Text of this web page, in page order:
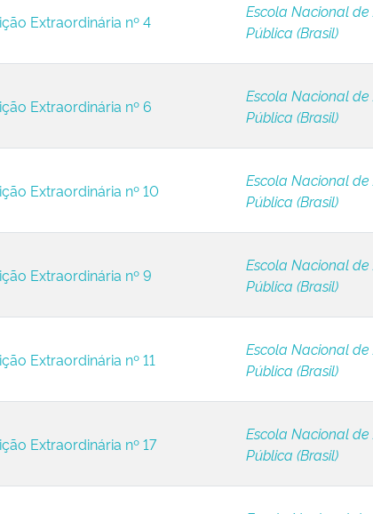
Extraordinária nº 4
Escola Nacional
Pública (Brasil)
Extraordinária nº 6
Escola Nacional
Pública (Brasil)
Extraordinária nº 10
Escola Nacional
Pública (Brasil)
Extraordinária nº 9
Escola Nacional
Pública (Brasil)
Extraordinária nº 11
Escola Nacional
Pública (Brasil)
Extraordinária nº 17
Escola Nacional
Pública (Brasil)